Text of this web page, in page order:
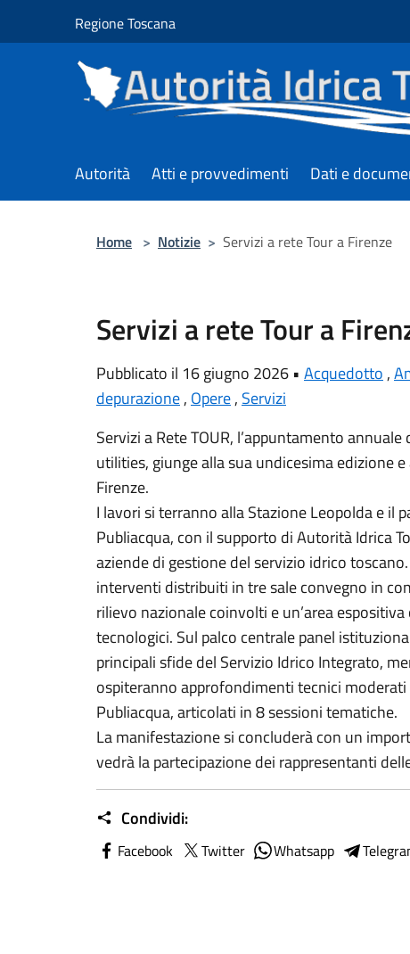
Regione Toscana
Autorità Atti e provvedimenti Dati e
Home > Notizie > Servizi a rete Tour a Firenze
Servizi a rete Tour a
Pubblicato il 16 giugno 2026 • Acquedotto ,
depurazione, Opere, Servizi
Servizi a Rete TOUR, l’appuntamento
utilities, giunge alla sua undicesima edizione
Firenze.
I lavori si terranno alla Stazione Leopolda e il
Publiacqua, con il supporto di Autorità Idrica
aziende di gestione del servizio idrico
interventi distribuiti in tre sale convegno in
rilievo nazionale coinvolti e un’area
tecnologici. Sul palco centrale panel
principali sfide del Servizio Idrico Integrato,
ospiteranno approfondimenti tecnici
Publiacqua, articolati in 8 sessioni tematiche.
La manifestazione si concluderà con un
vedrà la partecipazione dei rappresentanti
Condividi:
Facebook Twitter Whatsapp